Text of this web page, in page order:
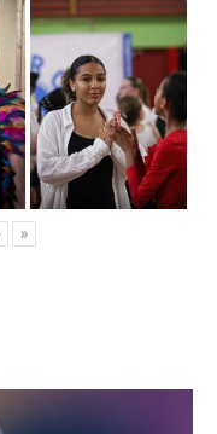
»